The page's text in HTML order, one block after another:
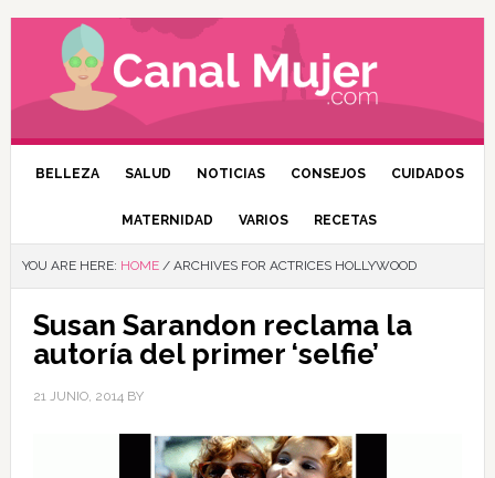
BELLEZA SALUD NOTICIAS CONSEJOS CUIDADOS
MATERNIDAD VARIOS RECETAS
YOU ARE HERE: HOME /ARCHIVES FOR ACTRICES HOLLYWOOD
Susan Sarandon reclama la
autoría del primer ‘selfie’
21 JUNIO, 2014BY